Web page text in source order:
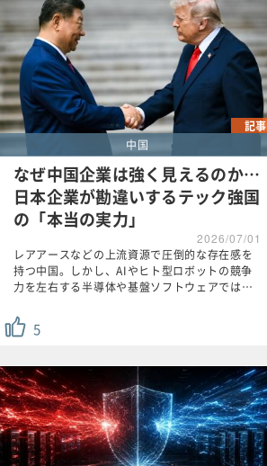
記事
中国
なぜ中国企業は強く見えるのか…
日本企業が勘違いするテック強国
の「本当の実力」
2026/07/01
5
レアアースなどの上流資源で圧倒的な存在感を
持つ中国。しかし、AIやヒト型ロボットの競争
力を左右する半導体や基盤ソフトウェアでは…